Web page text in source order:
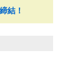
結！